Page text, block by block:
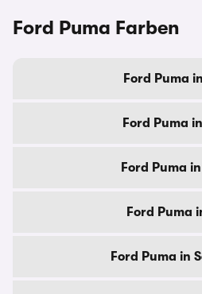
Ford Puma Farben
Ford Puma
Ford Puma
Ford Puma
Ford Puma
Ford Puma in